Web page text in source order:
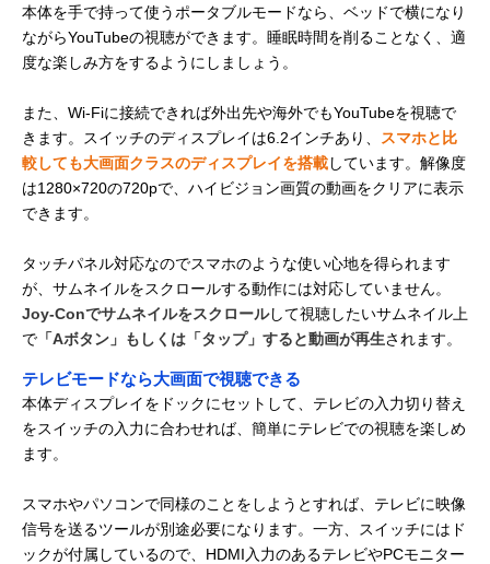
本体を手で持って使うポータブルモードなら、ベッドで横になり
ながらYouTubeの視聴ができます。睡眠時間を削ることなく、適
度な楽しみ方をするようにしましょう。
また、Wi-Fiに接続できれば外出先や海外でもYouTubeを視聴で
きます。スイッチのディスプレイは6.2インチあり、
スマホと比
較しても大画面クラスのディスプレイを搭載しています。解像度
は1280×720の720pで、ハイビジョン画質の動画をクリアに表示
できます。
タッチパネル対応なのでスマホのような使い心地を得られます
が、サムネイルをスクロールする動作には対応していません。
Joy-Conでサムネイルをスクロールして視聴したいサムネイル上
で 「Aボタン」もしくは「タップ」すると動画が再生されます。
テレビモードなら大画面で視聴できる
本体ディスプレイをドックにセットして、テレビの入力切り替え
をスイッチの入力に合わせれば、簡単にテレビでの視聴を楽しめ
ます。
スマホやパソコンで同様のことをしようとすれば、テレビに映像
信号を送るツールが別途必要になります。一方、スイッチにはド
ックが付属しているので、HDMI入力のあるテレビやPCモニター